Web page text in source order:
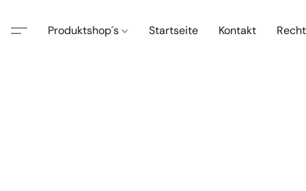
Produktshop´s Startseite Kontakt